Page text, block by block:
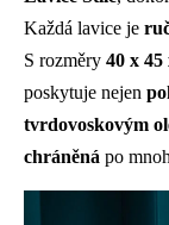
Každá lavice je
S rozměry 40 x 45
poskytuje nejen
tvrdovoskovým
chráněná po